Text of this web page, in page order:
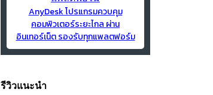
AnyDesk โปรแกรมควบคุม
คอมพิวเตอร์ระยะไกล ผ่าน
อินเทอร์เน็ต รองรับทุกแพลตฟอร์ม
รีวิวแนะนำ